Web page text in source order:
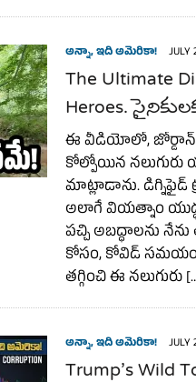
అన్నా, ఇది అమెరికా! JULY
The Ultimate
Heroes.
ఈ వీడియోలో,
కోల్పోయిన
మాట్లాడాను. డిగ్నిఫైడ్
అలాగే వియత్నాం
పచ్చి అబద్ధాలను
కోసం, కోవిడ్ సమయంలో
తగ్గించి ఈ నలుగురు
అన్నా, ఇది అమెరికా! JULY
Trump’s Wild